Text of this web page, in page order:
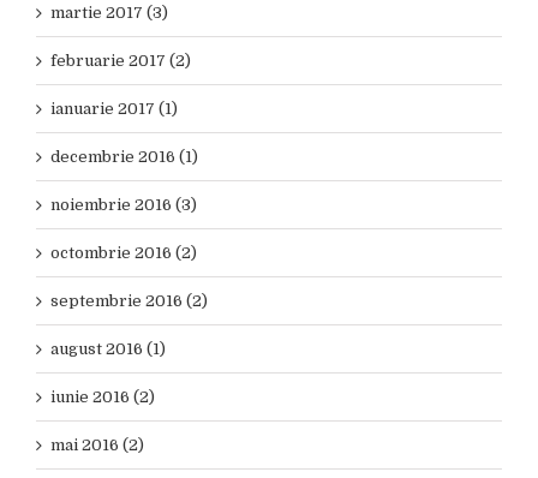
martie 2017 (3)
februarie 2017 (2)
ianuarie 2017 (1)
decembrie 2016 (1)
noiembrie 2016 (3)
octombrie 2016 (2)
septembrie 2016 (2)
august 2016 (1)
iunie 2016 (2)
mai 2016 (2)